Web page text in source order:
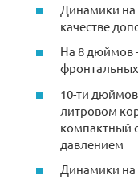
Динамики на
качестве
На 8 дюймов
10-ти
литровом
компактный
давлением
Динамики на